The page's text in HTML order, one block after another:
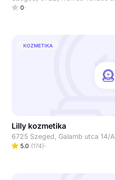
0
KOZMETIKA
Lilly kozmetika
6725 Szeged, Galamb utca 14/A
5.0 (174)